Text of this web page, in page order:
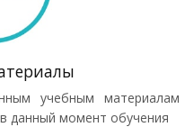
учебным материалам
данный момент обучения